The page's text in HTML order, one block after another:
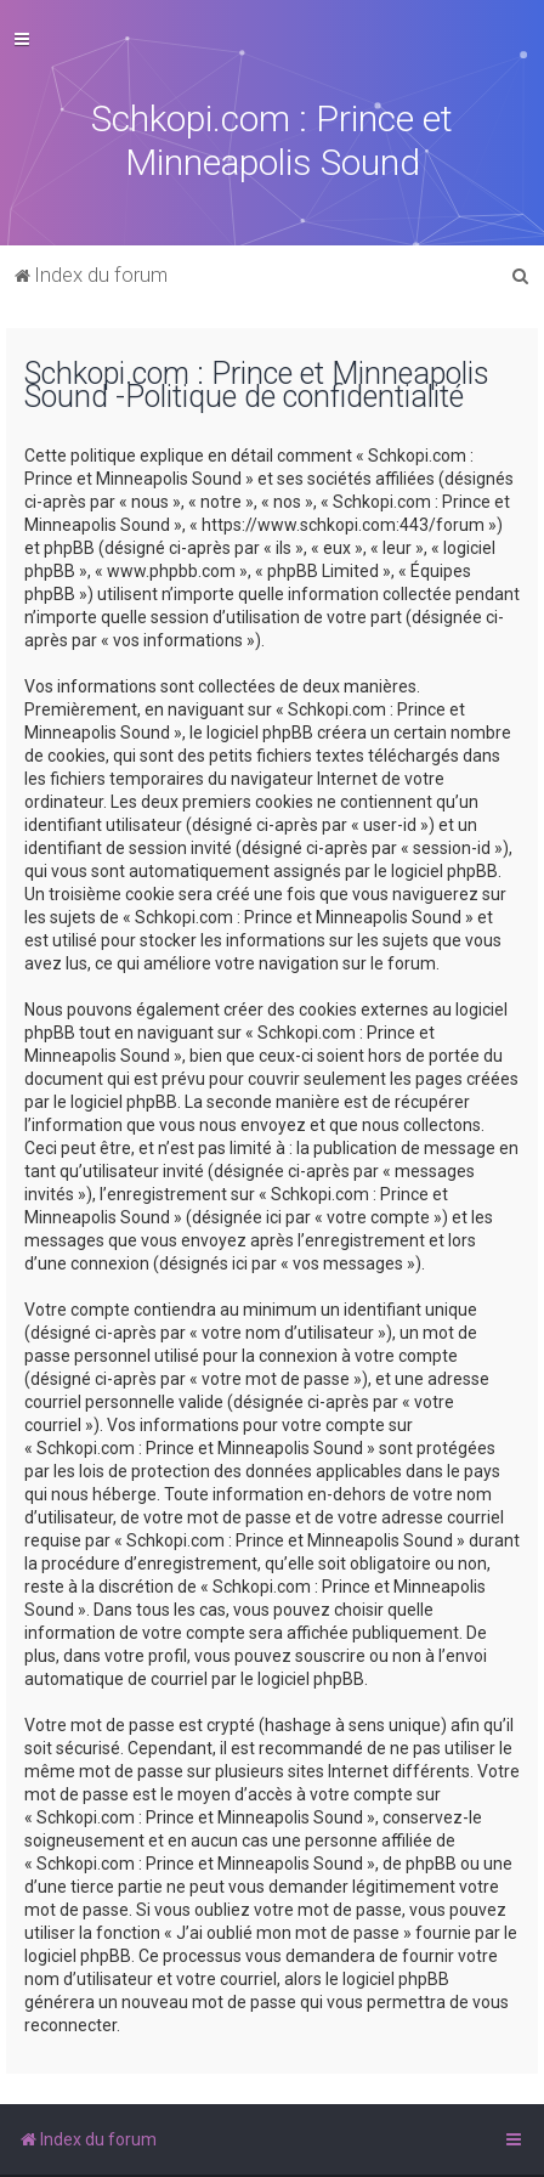
Schkopi.com : Prince et
Minneapolis Sound
Index du forum
Schkopi.com : Prince et Minneapolis
Sound -Politique de confidentialité
Cette politique explique en détail comment « Schkopi.com :
Prince et Minneapolis Sound » et ses sociétés affiliées (désignés
ci-après par « nous », « notre », « nos », « Schkopi.com : Prince et
Minneapolis Sound », « https://www.schkopi.com:443/forum »)
et phpBB (désigné ci-après par « ils », « eux », « leur », « logiciel
phpBB », « www.phpbb.com », « phpBB Limited », « Équipes
phpBB ») utilisent n’importe quelle information collectée pendant
n’importe quelle session d’utilisation de votre part (désignée ci-
après par « vos informations »).
Vos informations sont collectées de deux manières.
Premièrement, en naviguant sur « Schkopi.com : Prince et
Minneapolis Sound », le logiciel phpBB créera un certain nombre
de cookies, qui sont des petits fichiers textes téléchargés dans
les fichiers temporaires du navigateur Internet de votre
ordinateur. Les deux premiers cookies ne contiennent qu’un
identifiant utilisateur (désigné ci-après par « user-id ») et un
identifiant de session invité (désigné ci-après par « session-id »),
qui vous sont automatiquement assignés par le logiciel phpBB.
Un troisième cookie sera créé une fois que vous naviguerez sur
les sujets de « Schkopi.com : Prince et Minneapolis Sound » et
est utilisé pour stocker les informations sur les sujets que vous
avez lus, ce qui améliore votre navigation sur le forum.
Nous pouvons également créer des cookies externes au logiciel
phpBB tout en naviguant sur « Schkopi.com : Prince et
Minneapolis Sound », bien que ceux-ci soient hors de portée du
document qui est prévu pour couvrir seulement les pages créées
par le logiciel phpBB. La seconde manière est de récupérer
l’information que vous nous envoyez et que nous collectons.
Ceci peut être, et n’est pas limité à : la publication de message en
tant qu’utilisateur invité (désignée ci-après par « messages
invités »), l’enregistrement sur « Schkopi.com : Prince et
Minneapolis Sound » (désignée ici par « votre compte ») et les
messages que vous envoyez après l’enregistrement et lors
d’une connexion (désignés ici par « vos messages »).
Votre compte contiendra au minimum un identifiant unique
(désigné ci-après par « votre nom d’utilisateur »), un mot de
passe personnel utilisé pour la connexion à votre compte
(désigné ci-après par « votre mot de passe »), et une adresse
courriel personnelle valide (désignée ci-après par « votre
courriel »). Vos informations pour votre compte sur
« Schkopi.com : Prince et Minneapolis Sound » sont protégées
par les lois de protection des données applicables dans le pays
qui nous héberge. Toute information en-dehors de votre nom
d’utilisateur, de votre mot de passe et de votre adresse courriel
requise par « Schkopi.com : Prince et Minneapolis Sound » durant
la procédure d’enregistrement, qu’elle soit obligatoire ou non,
reste à la discrétion de « Schkopi.com : Prince et Minneapolis
Sound ». Dans tous les cas, vous pouvez choisir quelle
information de votre compte sera affichée publiquement. De
plus, dans votre profil, vous pouvez souscrire ou non à l’envoi
automatique de courriel par le logiciel phpBB.
Votre mot de passe est crypté (hashage à sens unique) afin qu’il
soit sécurisé. Cependant, il est recommandé de ne pas utiliser le
même mot de passe sur plusieurs sites Internet différents. Votre
mot de passe est le moyen d’accès à votre compte sur
« Schkopi.com : Prince et Minneapolis Sound », conservez-le
soigneusement et en aucun cas une personne affiliée de
« Schkopi.com : Prince et Minneapolis Sound », de phpBB ou une
d’une tierce partie ne peut vous demander légitimement votre
mot de passe. Si vous oubliez votre mot de passe, vous pouvez
utiliser la fonction « J’ai oublié mon mot de passe » fournie par le
logiciel phpBB. Ce processus vous demandera de fournir votre
nom d’utilisateur et votre courriel, alors le logiciel phpBB
générera un nouveau mot de passe qui vous permettra de vous
reconnecter.
Index du forum